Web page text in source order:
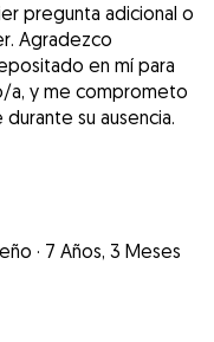
pregunta adicional o
Agradezco
en mí para
a, y me comprometo
su ausencia.
· 7 Años, 3 Meses